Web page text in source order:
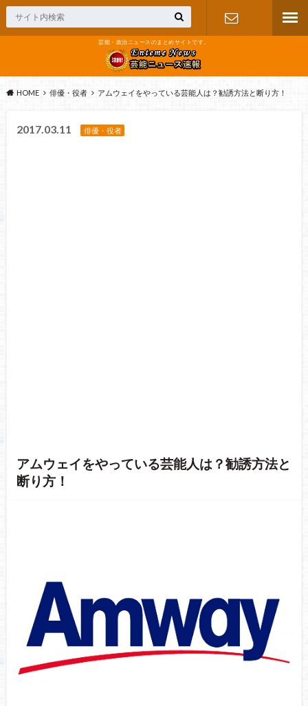
芸能・政治ニュースのまとめサイトです。
HOME 俳優・役者 アムウェイをやっている芸能人は？勧誘方法と断り方！
2017.03.11 俳優・役者
アムウェイをやっている芸能人は？勧誘方法と
断り方！